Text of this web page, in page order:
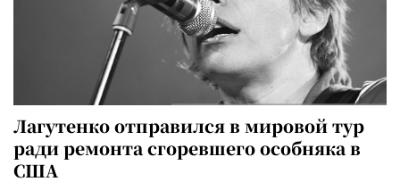
Лагутенко отправился в мировой тур
ради ремонта сгоревшего особняка в
США